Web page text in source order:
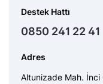
Destek Hattı
0850 241 22 41
Adres
Altunizade Mah. İnci